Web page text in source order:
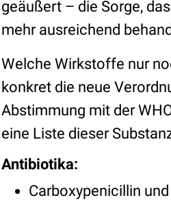
geäußert – die Sorge,
mehr ausreichend
Welche Wirkstoffe nur
konkret die neue
Abstimmung mit der
eine Liste dieser
Antibiotika:
Carboxypenicillin